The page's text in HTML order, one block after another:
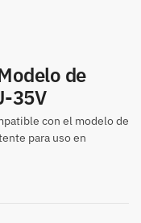
de
35V
con el modelo de
para uso en